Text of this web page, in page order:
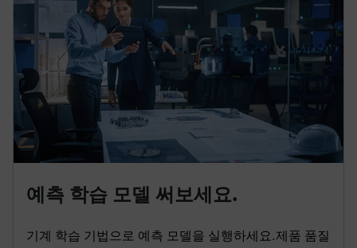
예측 학습 모델 써보세요.
기계 학습 기법으로 예측 모델을 실행하세요.제품 품질